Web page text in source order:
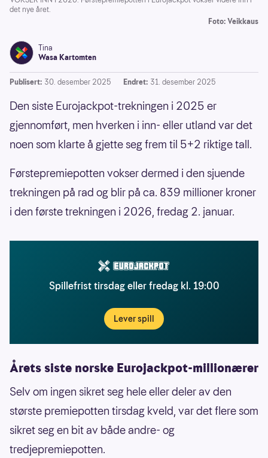
det nye året.
Foto: Veikkaus
Tina
Wasa Kartomten
Publisert: 30. desember 2025 Endret: 31. desember 2025
Den siste Eurojackpot-trekningen i 2025 er
gjennomført, men hverken i inn- eller utland var det
noen som klarte å gjette seg frem til 5+2 riktige tall.
Førstepremiepotten vokser dermed i den sjuende
trekningen på rad og blir på ca. 839 millioner kroner
i den første trekningen i 2026, fredag 2. januar.
Spillefrist tirsdag eller fredag kl. 19:00
Lever spill
Årets siste norske Eurojackpot-millionærer
Selv om ingen sikret seg hele eller deler av den
største premiepotten tirsdag kveld, var det flere som
sikret seg en bit av både andre- og
tredjepremiepotten.